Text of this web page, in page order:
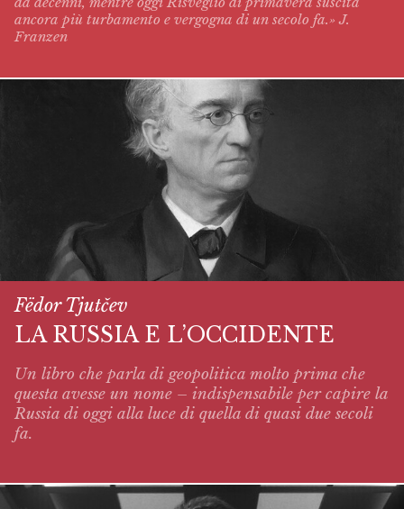
ancora più turbamento e vergogna di un secolo fa.» J.
Franzen
Fëdor Tjutčev
LA RUSSIA E L’OCCIDENTE
Un libro che parla di geopolitica molto prima che
questa avesse un nome – indispensabile per capire la
Russia di oggi alla luce di quella di quasi due secoli
fa.